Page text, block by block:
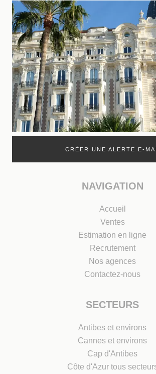
CRÉER UNE ALERTE E-
NAVIGATION
Accueil
Ventes
Estimation en ligne
Recrutement
Nos agences
Contactez-nous
SECTEURS
Antibes et environs
Cannes et environs
Cap d'Antibes
Côte d'Azur tous